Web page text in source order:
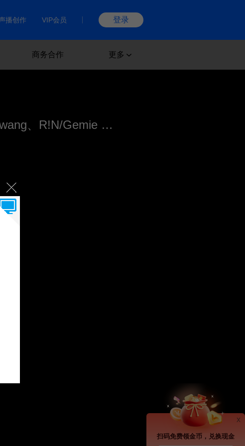
播创作 VIP会员 登录
商务合作 更多
鸣潮先约电台、jixwang、R!N/Gemie - 自无垠处归航之星
x
扫码免费领金币，兑换现金